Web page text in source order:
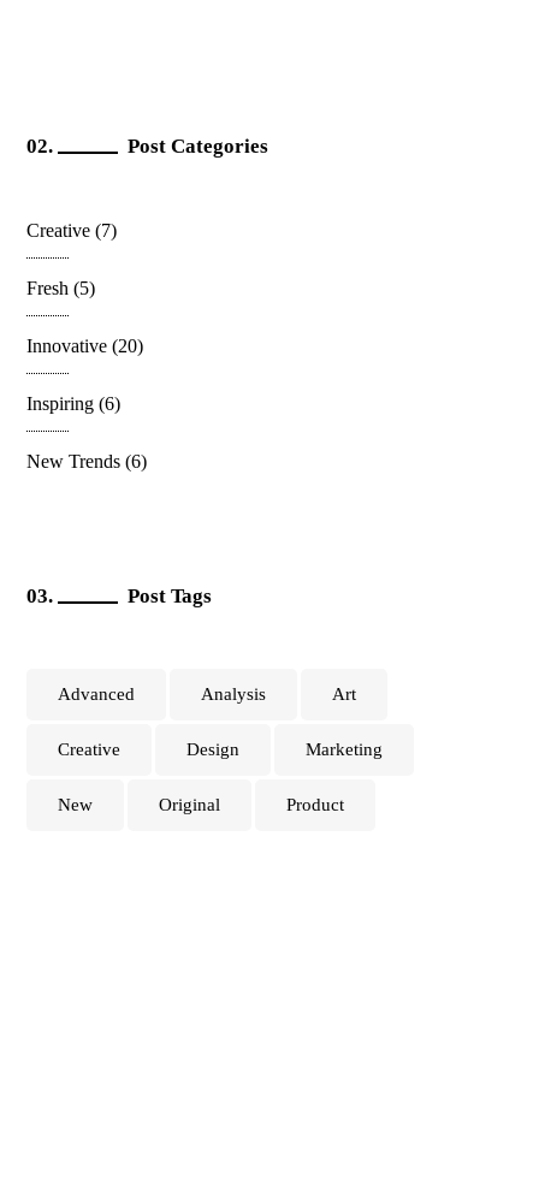
Post Categories
Creative (7)
Fresh (5)
Innovative (20)
Inspiring (6)
New Trends (6)
Post Tags
Advanced Analysis Art
Creative Design Marketing
New Original Product